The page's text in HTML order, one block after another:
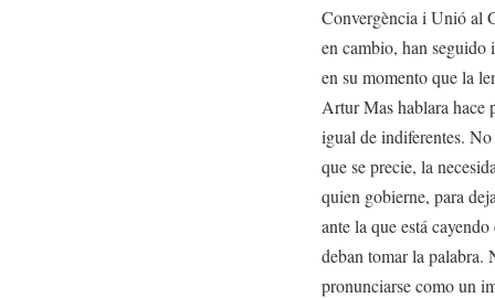
Convergència i Unió al
en cambio, han seguido
en su momento que la
Artur Mas hablara hace
igual de indiferentes.
que se precie, la
quien gobierne, para
ante la que está
deban tomar la palabra.
pronunciarse como un